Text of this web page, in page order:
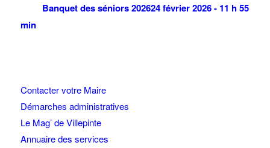
Banquet des séniors 202624 février 2026 - 11 h 55
min
Contacter votre Maire
Démarches administratives
Le Mag’ de Villepinte
Annuaire des services